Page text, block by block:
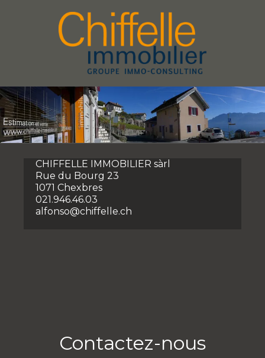
CHIFFELLE IMMOBILIER sàrl
Rue du Bourg 23
1071 Chexbres
021.946.46.03
alfonso@chiffelle.ch
Contactez-nous